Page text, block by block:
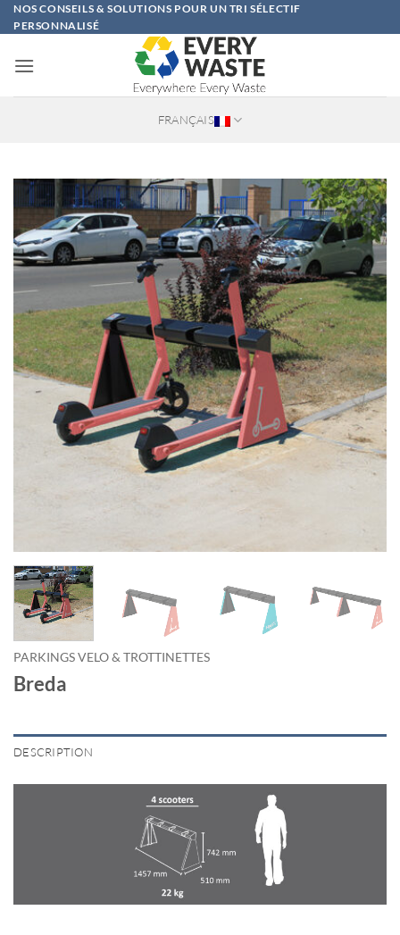
Passer
au
NOS CONSEILS & SOLUTIONS POUR UN TRI SÉLECTIF
PERSONNALISÉ
FRANÇAIS
PARKINGS VELO & TROTTINETTES
Breda
DESCRIPTION